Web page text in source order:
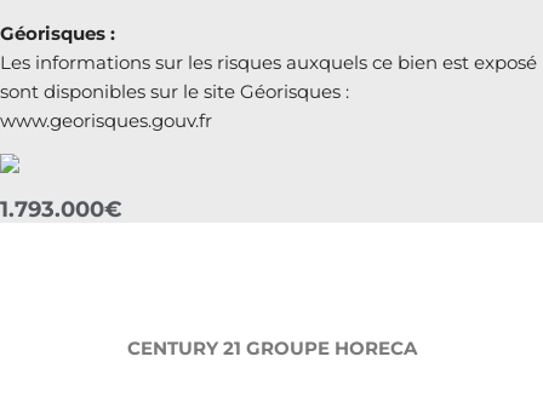
Géorisques :
Les informations sur les risques auxquels ce bien est exposé
sont disponibles sur le site Géorisques :
www.georisques.gouv.fr
1.793.000€
CENTURY 21 GROUPE HORECA